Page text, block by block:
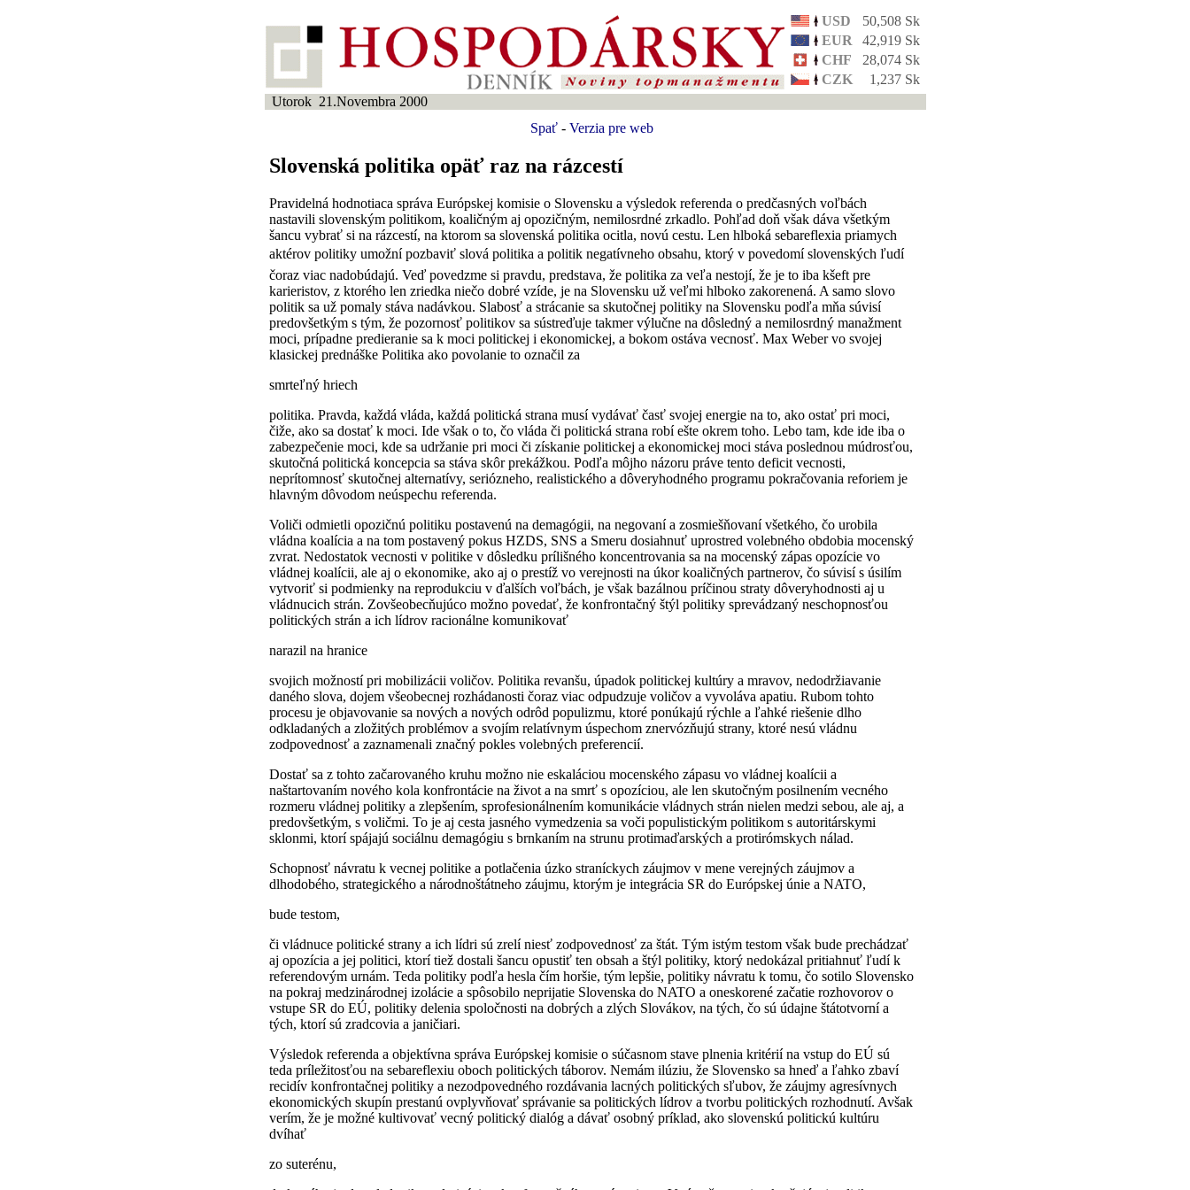
USD
50,508 Sk
EUR
42,919 Sk
CHF
28,074 Sk
CZK
1,237 Sk
Utorok 21.Novembra 2000
Spať - Verzia pre web
Slovenská politika opäť raz na rázcestí
Pravidelná hodnotiaca správa Európskej komisie o Slovensku a výsledok referenda o predčasných voľbách
nastavili slovenským politikom, koaličným aj opozičným, nemilosrdné zrkadlo. Pohľad doň však dáva všetkým
šancu vybrať si na rázcestí, na ktorom sa slovenská politika ocitla, novú cestu. Len hlboká sebareflexia priamych
aktérov politiky umožní pozbaviť slová politika a politik negatívneho obsahu, ktorý v povedomí slovenských ľudí
čoraz viac nadobúdajú. Veď povedzme si pravdu, predstava, že politika za veľa nestojí, že je to iba kšeft pre
karieristov, z ktorého len zriedka niečo dobré vzíde, je na Slovensku už veľmi hlboko zakorenená. A samo slovo
politik sa už pomaly stáva nadávkou. Slabosť a strácanie sa skutočnej politiky na Slovensku podľa mňa súvisí
predovšetkým s tým, že pozornosť politikov sa sústreďuje takmer výlučne na dôsledný a nemilosrdný manažment
moci, prípadne predieranie sa k moci politickej i ekonomickej, a bokom ostáva vecnosť. Max Weber vo svojej
klasickej prednáške Politika ako povolanie to označil za
smrteľný hriech
politika. Pravda, každá vláda, každá politická strana musí vydávať časť svojej energie na to, ako ostať pri moci,
čiže, ako sa dostať k moci. Ide však o to, čo vláda či politická strana robí ešte okrem toho. Lebo tam, kde ide iba o
zabezpečenie moci, kde sa udržanie pri moci či získanie politickej a ekonomickej moci stáva poslednou múdrosťou,
skutočná politická koncepcia sa stáva skôr prekážkou. Podľa môjho názoru práve tento deficit vecnosti,
neprítomnosť skutočnej alternatívy, seriózneho, realistického a dôveryhodného programu pokračovania reforiem je
hlavným dôvodom neúspechu referenda.
Voliči odmietli opozičnú politiku postavenú na demagógii, na negovaní a zosmiešňovaní všetkého, čo urobila
vládna koalícia a na tom postavený pokus HZDS, SNS a Smeru dosiahnuť uprostred volebného obdobia mocenský
zvrat. Nedostatok vecnosti v politike v dôsledku prílišného koncentrovania sa na mocenský zápas opozície vo
vládnej koalícii, ale aj o ekonomike, ako aj o prestíž vo verejnosti na úkor koaličných partnerov, čo súvisí s úsilím
vytvoriť si podmienky na reprodukciu v ďalších voľbách, je však bazálnou príčinou straty dôveryhodnosti aj u
vládnucich strán. Zovšeobecňujúco možno povedať, že konfrontačný štýl politiky sprevádzaný neschopnosťou
politických strán a ich lídrov racionálne komunikovať
narazil na hranice
svojich možností pri mobilizácii voličov. Politika revanšu, úpadok politickej kultúry a mravov, nedodržiavanie
daného slova, dojem všeobecnej rozhádanosti čoraz viac odpudzuje voličov a vyvoláva apatiu. Rubom tohto
procesu je objavovanie sa nových a nových odrôd populizmu, ktoré ponúkajú rýchle a ľahké riešenie dlho
odkladaných a zložitých problémov a svojím relatívnym úspechom znervózňujú strany, ktoré nesú vládnu
zodpovednosť a zaznamenali značný pokles volebných preferencií.
Dostať sa z tohto začarovaného kruhu možno nie eskaláciou mocenského zápasu vo vládnej koalícii a
naštartovaním nového kola konfrontácie na život a na smrť s opozíciou, ale len skutočným posilnením vecného
rozmeru vládnej politiky a zlepšením, sprofesionálnením komunikácie vládnych strán nielen medzi sebou, ale aj, a
predovšetkým, s voličmi. To je aj cesta jasného vymedzenia sa voči populistickým politikom s autoritárskymi
sklonmi, ktorí spájajú sociálnu demagógiu s brnkaním na strunu protimaďarských a protirómskych nálad.
Schopnosť návratu k vecnej politike a potlačenia úzko straníckych záujmov v mene verejných záujmov a
dlhodobého, strategického a národnoštátneho záujmu, ktorým je integrácia SR do Európskej únie a NATO,
bude testom,
či vládnuce politické strany a ich lídri sú zrelí niesť zodpovednosť za štát. Tým istým testom však bude prechádzať
aj opozícia a jej politici, ktorí tiež dostali šancu opustiť ten obsah a štýl politiky, ktorý nedokázal pritiahnuť ľudí k
referendovým urnám. Teda politiky podľa hesla čím horšie, tým lepšie, politiky návratu k tomu, čo sotilo Slovensko
na pokraj medzinárodnej izolácie a spôsobilo neprijatie Slovenska do NATO a oneskorené začatie rozhovorov o
vstupe SR do EÚ, politiky delenia spoločnosti na dobrých a zlých Slovákov, na tých, čo sú údajne štátotvorní a
tých, ktorí sú zradcovia a janičiari.
Výsledok referenda a objektívna správa Európskej komisie o súčasnom stave plnenia kritérií na vstup do EÚ sú
teda príležitosťou na sebareflexiu oboch politických táborov. Nemám ilúziu, že Slovensko sa hneď a ľahko zbaví
recidív konfrontačnej politiky a nezodpovedného rozdávania lacných politických sľubov, že záujmy agresívnych
ekonomických skupín prestanú ovplyvňovať správanie sa politických lídrov a tvorbu politických rozhodnutí. Avšak
verím, že je možné kultivovať vecný politický dialóg a dávať osobný príklad, ako slovenskú politickú kultúru
dvíhať
zo suterénu,